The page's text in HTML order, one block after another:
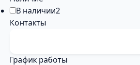
В наличии2
Контакты
График работы